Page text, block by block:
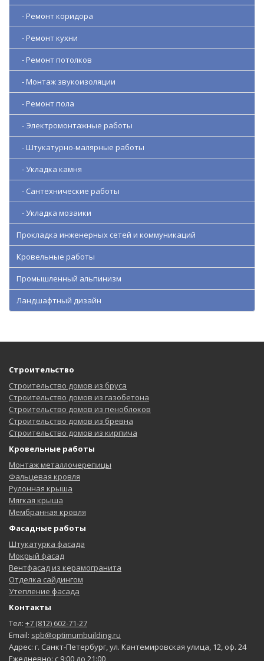
- Ремонт коридора
- Ремонт кухни
- Ремонт потолков
- Монтаж звукоизоляции
- Ремонт пола
- Электромонтажные работы
- Штукатурно-малярные работы
- Укладка камня
- Сантехнические работы
- Укладка мозаики
Прокладка инженерных сетей и коммуникаций
Кровельные работы
Промышленный альпинизм
Ландшафтный дизайн
Строительство
Строительство домов из бруса
Строительство домов из газобетона
Строительство домов из пеноблоков
Строительство домов из бревна
Строительство домов из кирпича
Кровельные работы
Монтаж металлочерепицы
Фальцевая кровля
Рулонная крыша
Мягкая крыша
Мембранная кровля
Фасадные работы
Штукатурка фасада
Мокрый фасад
Вентфасад из керамогранита
Отделка сайдингом
Утепление фасада
Контакты
Тел: +7 (812) 602-71-27
Email: spb@optimumbuilding.ru
Адрес: г. Санкт-Петербург, ул. Кантемировская улица, 12, оф. 24
Ежедневно: с 9:00 до 21:00